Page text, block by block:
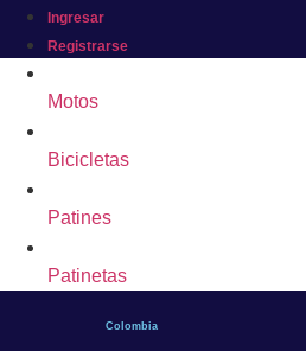
Ingresar
Registrarse
Motos
Bicicletas
Patines
Patinetas
Colombia